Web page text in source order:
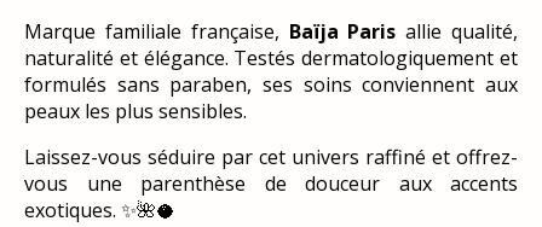
Marque familiale française, Baïja Paris allie qualité,
naturalité et élégance. Testés dermatologiquement et
formulés sans paraben, ses soins conviennent aux
peaux les plus sensibles.
Laissez-vous séduire par cet univers raffiné et offrez-
vous une parenthèse de douceur aux accents
exotiques. ✨🌺🥥